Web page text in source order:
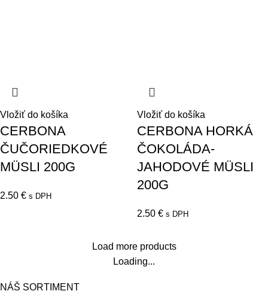
NÁŠ SORTIMENT
Vložiť do košíka
CERBONA
ČUČORIEDKOVÉ
MÜSLI 200G
2.50 € s DPH
Vložiť do košíka
CERBONA HORKÁ
ČOKOLÁDA-
JAHODOVÉ MÜSLI
200G
2.50 € s DPH
Load more products
Loading...